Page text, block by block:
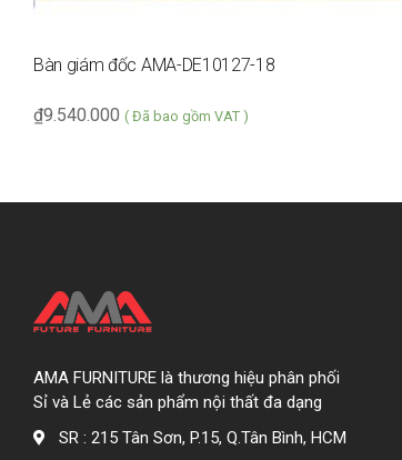
Bàn giám đốc AMA-DE10127-18
9.540.000
₫ ( Đã bao gồm VAT )
AMA FURNITURE là thương hiệu phân phối
Sỉ và Lẻ các sản phẩm nội thất đa dạng
SR : 215 Tân Sơn, P.15, Q.Tân Bình, HCM